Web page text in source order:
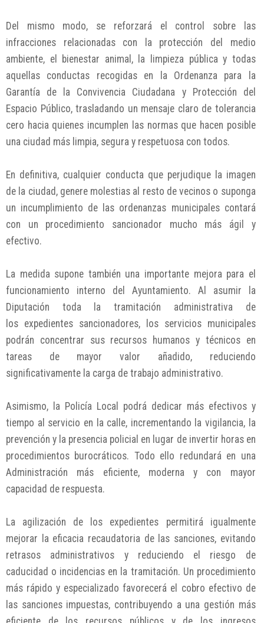
Del mismo modo, se reforzará el control sobre las
infracciones relacionadas con la protección del medio
ambiente, el bienestar animal, la limpieza pública y todas
aquellas conductas recogidas en la Ordenanza para la
Garantía de la Convivencia Ciudadana y Protección del
Espacio Público, trasladando un mensaje claro de tolerancia
cero hacia quienes incumplen las normas que hacen posible
una ciudad más limpia, segura y respetuosa con todos.
En definitiva, cualquier conducta que perjudique la imagen
de la ciudad, genere molestias al resto de vecinos o suponga
un incumplimiento de las ordenanzas municipales contará
con un procedimiento sancionador mucho más ágil y
efectivo.
La medida supone también una importante mejora para el
funcionamiento interno del Ayuntamiento. Al asumir la
Diputación toda la tramitación administrativa de
los expedientes sancionadores, los servicios municipales
podrán concentrar sus recursos humanos y técnicos en
tareas de mayor valor añadido, reduciendo
significativamente la carga de trabajo administrativo.
Asimismo, la Policía Local podrá dedicar más efectivos y
tiempo al servicio en la calle, incrementando la vigilancia, la
prevención y la presencia policial en lugar de invertir horas en
procedimientos burocráticos. Todo ello redundará en una
Administración más eficiente, moderna y con mayor
capacidad de respuesta.
La agilización de los expedientes permitirá igualmente
mejorar la eficacia recaudatoria de las sanciones, evitando
retrasos administrativos y reduciendo el riesgo de
caducidad o incidencias en la tramitación. Un procedimiento
más rápido y especializado favorecerá el cobro efectivo de
las sanciones impuestas, contribuyendo a una gestión más